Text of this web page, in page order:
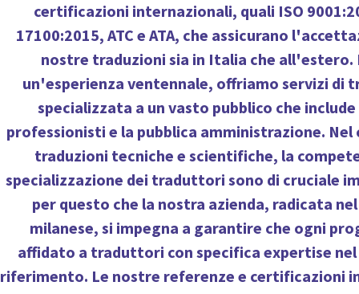
certificazioni internazionali, quali ISO
17100:2015, ATC e ATA, che assicurano
nostre traduzioni sia in Italia che all'estero.
un'esperienza ventennale, offriamo servizi di
specializzata a un vasto pubblico che
professionisti e la pubblica amministrazione. Nel
traduzioni tecniche e scientifiche, la
specializzazione dei traduttori sono di cruciale
per questo che la nostra azienda, radicata
milanese, si impegna a garantire che ogni
affidato a traduttori con specifica expertise
riferimento. Le nostre referenze e certificazioni